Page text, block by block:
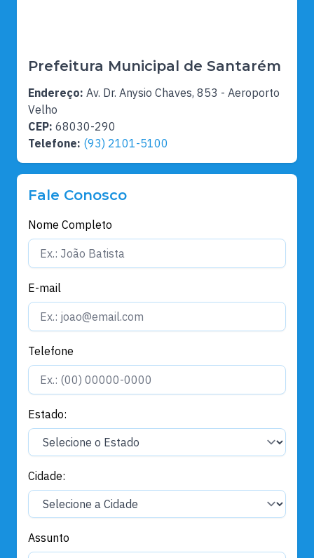
Prefeitura Municipal de Santarém
Endereço: Av. Dr. Anysio Chaves, 853 - Aeroporto
Velho
CEP: 68030-290
Telefone: (93) 2101-5100
Fale Conosco
Nome Completo
E-mail
Telefone
Estado:
Cidade:
Assunto